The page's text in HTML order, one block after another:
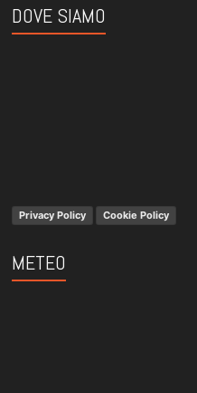
DOVE SIAMO
Privacy Policy Cookie Policy
METEO